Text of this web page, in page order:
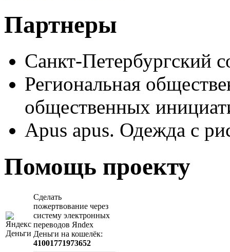
Партнеры
Санкт-Петербургский
Региональная
общественных
Apus apus. Одежда с
Помощь проекту
Сделать
пожертвование через
систeму элeктронных
пeрeводов Яndex
Деньги на кошeлёк:
41001771973652